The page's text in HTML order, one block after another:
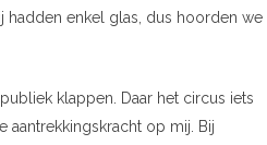
hadden enkel glas, dus hoorden we
klappen. Daar het circus iets
aantrekkingskracht op mij. Bij